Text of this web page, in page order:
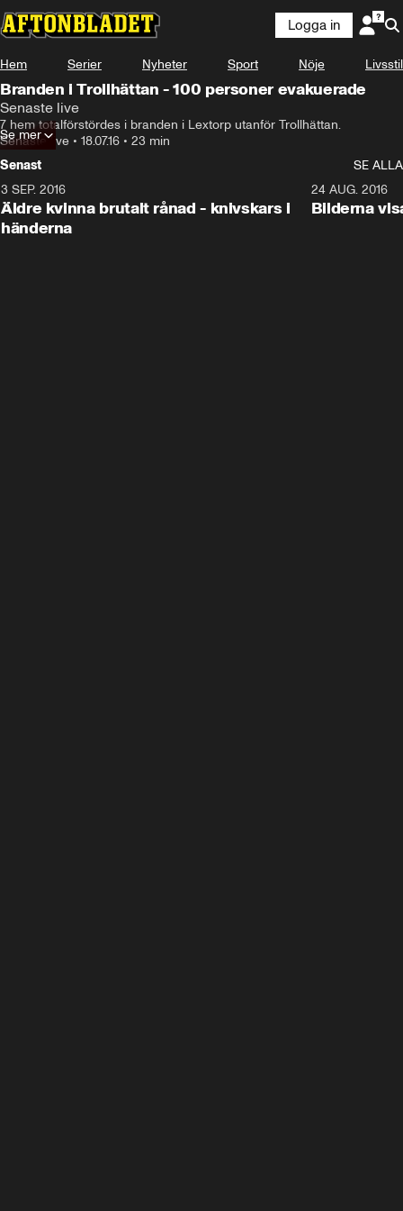
Logga in
Hem Serier Nyheter Sport Nöje Livsstil
Branden i Trollhättan - 100 personer evakuerade
Senaste live
7 hem totalförstördes i branden i Lextorp utanför Trollhättan.
Senaste live • 18.07.16 • 23 min
Se mer
Senast
SE ALLA
3 SEP. 2016
Äldre kvinna brutalt rånad - knivskars i
händerna
24 AUG. 2016
Bilderna